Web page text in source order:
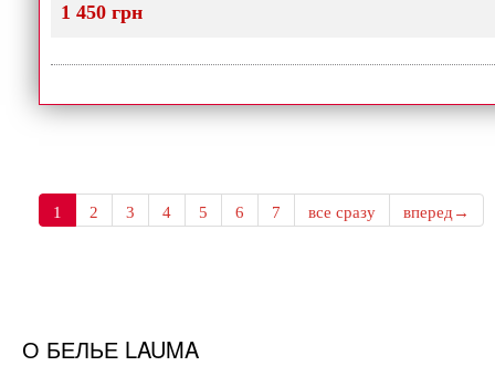
1 450 грн
1 2 3 4 5 6 7 все сразу вперед→
О БЕЛЬЕ LAUMA